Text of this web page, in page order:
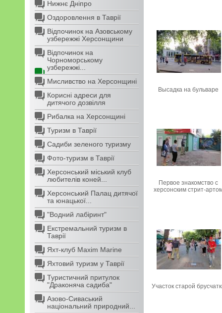
Нижнє Дніпро
Оздоровлення в Таврії
Відпочинок на Азовському
узбережжі Херсонщини
Відпочинок на
Чорноморському
узбережжі...
Мисливство на Херсонщині
Корисні адреси для
дитячого дозвілля
Рибалка на Херсонщині
Туризм в Таврії
Садиби зеленого туризму
Фото-туризм в Таврії
Херсонський міський клуб
любителів коней...
Херсонський Палац дитячої
та юнацької...
"Водний лабіринт"
Екстремальний туризм в
Таврії
Яхт-клуб Maxim Marine
Яхтовий туризм у Таврії
Туристичний притулок
"Драконяча садиба"
Азово-Сиваський
національний природний...
Высадка на бульваре
Первое знакомство с
херсонским стрит-
Участок старой